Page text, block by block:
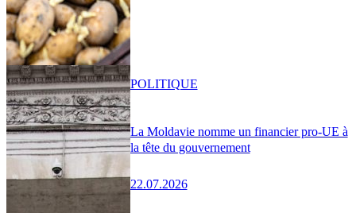
La Moldavie nomme un financier pro-UE à
la tête du gouvernement
22.07.2026
POLITIQUE